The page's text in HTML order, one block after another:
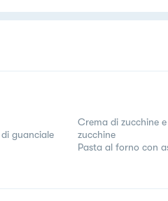
guanciale
Crema di zucchine
zucchine
Pasta al forno con